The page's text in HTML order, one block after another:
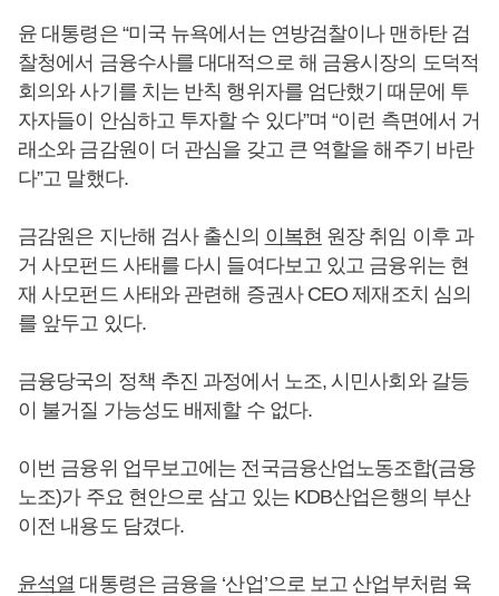
윤 대통령은 “미국 뉴욕에서는 연방검찰이나 맨하탄 검
찰청에서 금융수사를 대대적으로 해 금융시장의 도덕적
회의와 사기를 치는 반칙 행위자를 엄단했기 때문에 투
자자들이 안심하고 투자할 수 있다”며 “이런 측면에서 거
래소와 금감원이 더 관심을 갖고 큰 역할을 해주기 바란
다”고 말했다.
금감원은 지난해 검사 출신의 이복현 원장 취임 이후 과
거 사모펀드 사태를 다시 들여다보고 있고 금융위는 현
재 사모펀드 사태와 관련해 증권사 CEO 제재조치 심의
를 앞두고 있다.
금융당국의 정책 추진 과정에서 노조, 시민사회와 갈등
이 불거질 가능성도 배제할 수 없다.
이번 금융위 업무보고에는 전국금융산업노동조합(금융
노조)가 주요 현안으로 삼고 있는 KDB산업은행의 부산
이전 내용도 담겼다.
윤석열 대통령은 금융을 ‘산업’으로 보고 산업부처럼 육